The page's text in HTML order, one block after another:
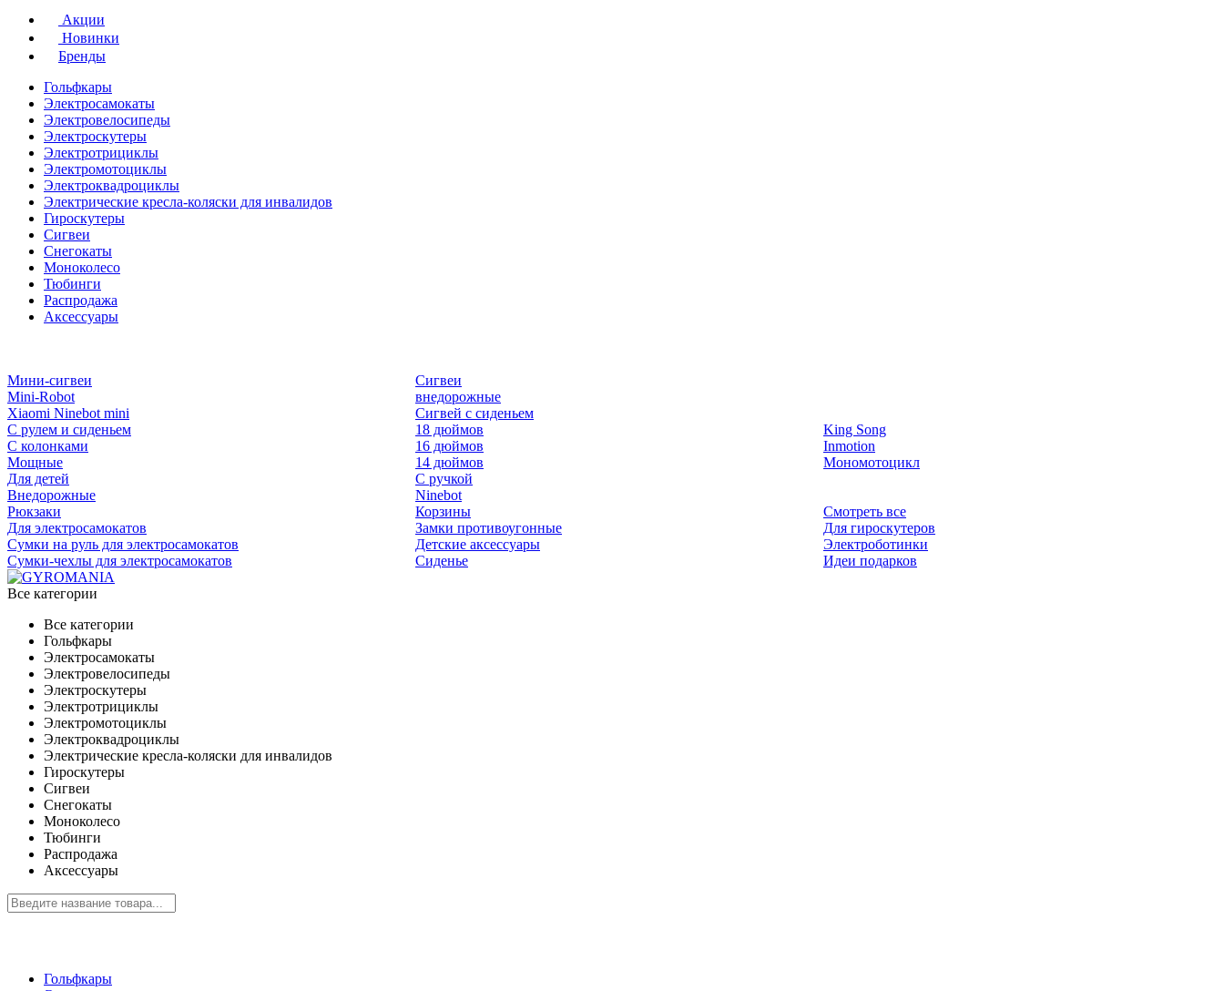
Акции
Новинки
Бренды
Гольфкары
Электросамокаты
Электровелосипеды
Электроскутеры
Электротрициклы
Электромотоциклы
Электроквадроциклы
Электрические кресла-коляски для инвалидов
Гироскутеры
Сигвеи
Снегокаты
Моноколесо
Тюбинги
Распродажа
Аксессуары
Мини-сигвеи
Mini-Robot
Xiaomi Ninebot mini
Сигвеи
внедорожные
Сигвей с сиденьем
С рулем и сиденьем
С колонками
Мощные
Для детей
Внедорожные
18 дюймов
16 дюймов
14 дюймов
С ручкой
Ninebot
King Song
Inmotion
Мономотоцикл
Рюкзаки
Для электросамокатов
Сумки на руль для электросамокатов
Сумки-чехлы для электросамокатов
Корзины
Замки противоугонные
Детские аксессуары
Сиденье
Смотреть все
Для гироскутеров
Электроботинки
Идеи подарков
Все категории
Все категории
Гольфкары
Электросамокаты
Электровелосипеды
Электроскутеры
Электротрициклы
Электромотоциклы
Электроквадроциклы
Электрические кресла-коляски для инвалидов
Гироскутеры
Сигвеи
Снегокаты
Моноколесо
Тюбинги
Распродажа
Аксессуары
Гольфкары